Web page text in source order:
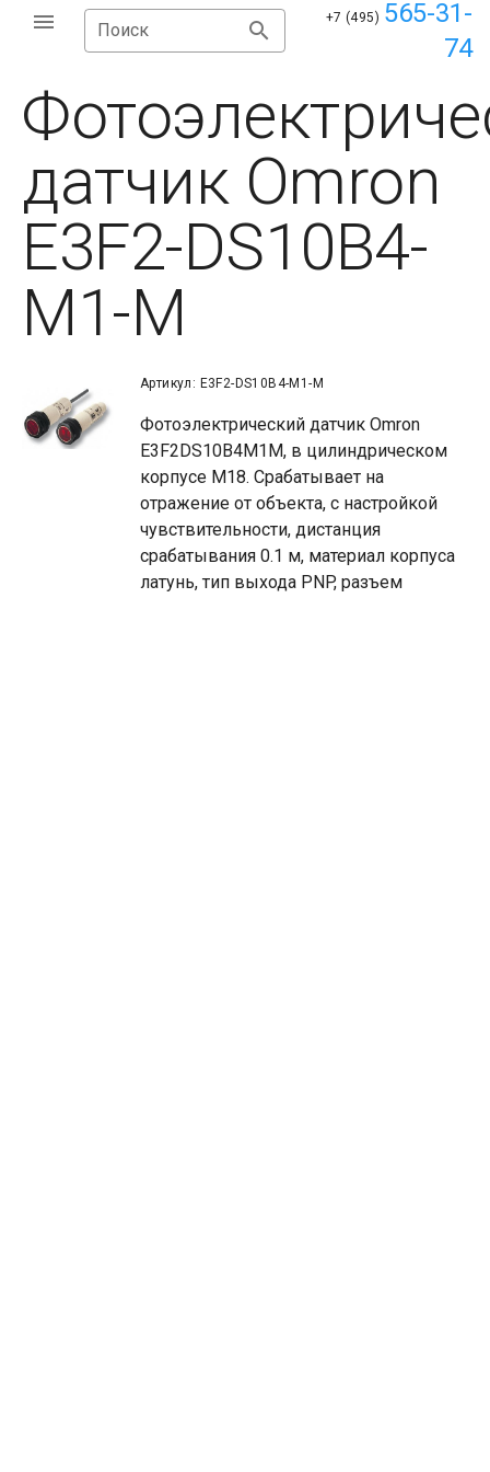
Поиск
+7 (495) 565-31-
74
датчик Omron
E3F2-DS10B4-
M1-M
Артикул: E3F2-DS10B4-M1-M
Фотоэлектрический датчик Omron
E3F2DS10B4M1M, в цилиндрическом
корпусе М18. Срабатывает на
отражение от объекта, с настройкой
чувствительности, дистанция
срабатывания 0.1 м, материал корпуса
латунь, тип выхода PNP, разъем